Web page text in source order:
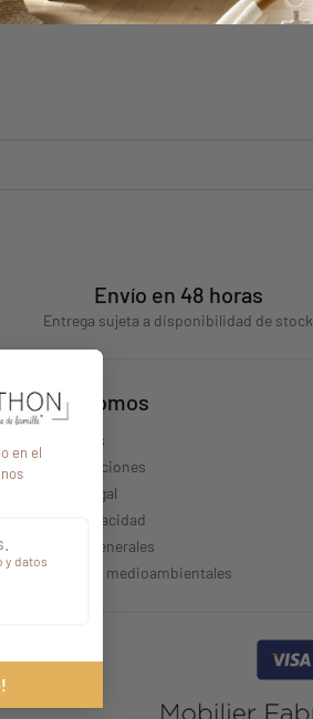
Envío en 48 horas
Entrega sujeta a disponibilidad de stock
Quiénes somos
Quiénes somos
Nuestras colecciones
Información legal
Política de privacidad
Condiciones generales
Características medioambientales